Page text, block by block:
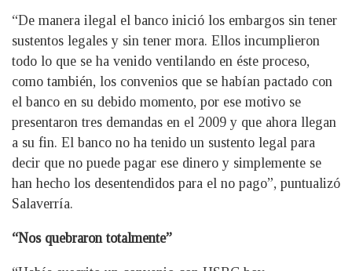
“De manera ilegal el banco inició los embargos sin tener
sustentos legales y sin tener mora. Ellos incumplieron
todo lo que se ha venido ventilando en éste proceso,
como también, los convenios que se habían pactado con
el banco en su debido momento, por ese motivo se
presentaron tres demandas en el 2009 y que ahora llegan
a su fin. El banco no ha tenido un sustento legal para
decir que no puede pagar ese dinero y simplemente se
han hecho los desentendidos para el no pago”, puntualizó
Salaverría.
“Nos quebraron totalmente”